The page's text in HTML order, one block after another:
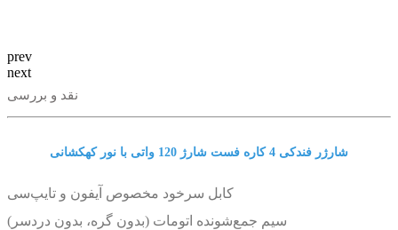
prev
next
نقد و بررسی
شارژر فندکی 4 کاره فست شارژ 120 واتی با نور کهکشانی
کابل سرخود مخصوص آیفون و تایپ‌سی
سیم جمع‌شونده اتومات (بدون گره، بدون دردسر)